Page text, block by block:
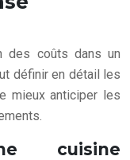
des coûts dans un
définir en détail les
mieux anticiper les
cuisine